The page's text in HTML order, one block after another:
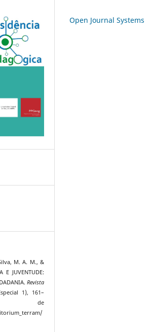
M. A. M., &
E JUVENTUDE:
Revista
1), 161–
de
Open Journal Systems